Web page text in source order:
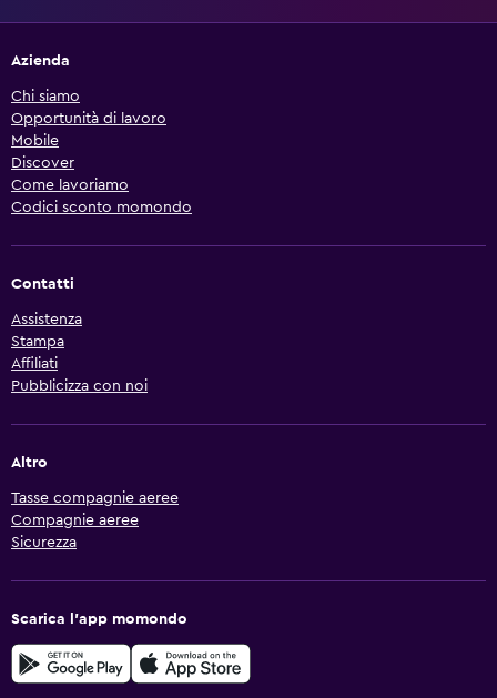
Azienda
Chi siamo
Opportunità di lavoro
Mobile
Discover
Come lavoriamo
Codici sconto momondo
Contatti
Assistenza
Stampa
Affiliati
Pubblicizza con noi
Altro
Tasse compagnie aeree
Compagnie aeree
Sicurezza
Scarica l'app momondo